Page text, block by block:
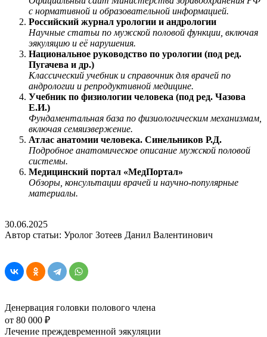
с нормативной и образовательной информацией.
Российский журнал урологии и андрологии
Научные статьи по мужской половой функции, включая
эякуляцию и её нарушения.
Национальное руководство по урологии (под ред.
Пугачева и др.)
Классический учебник и справочник для врачей по
андрологии и репродуктивной медицине.
Учебник по физиологии человека (под ред. Чазова
Е.И.)
Фундаментальная база по физиологическим механизмам,
включая семяизвержение.
Атлас анатомии человека. Синельников Р.Д.
Подробное анатомическое описание мужской половой
системы.
Медицинский портал «МедПортал»
Обзоры, консультации врачей и научно-популярные
материалы.
30.06.2025
Автор статьи: Уролог Зотеев Данил Валентинович
Денервация головки полового члена
от 80 000 ₽
Лечение преждевременной эякуляции